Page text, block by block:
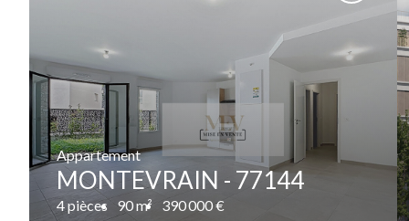
Appartement
MONTEVRAIN - 77144
4 pièces 90 m² 390 000 €